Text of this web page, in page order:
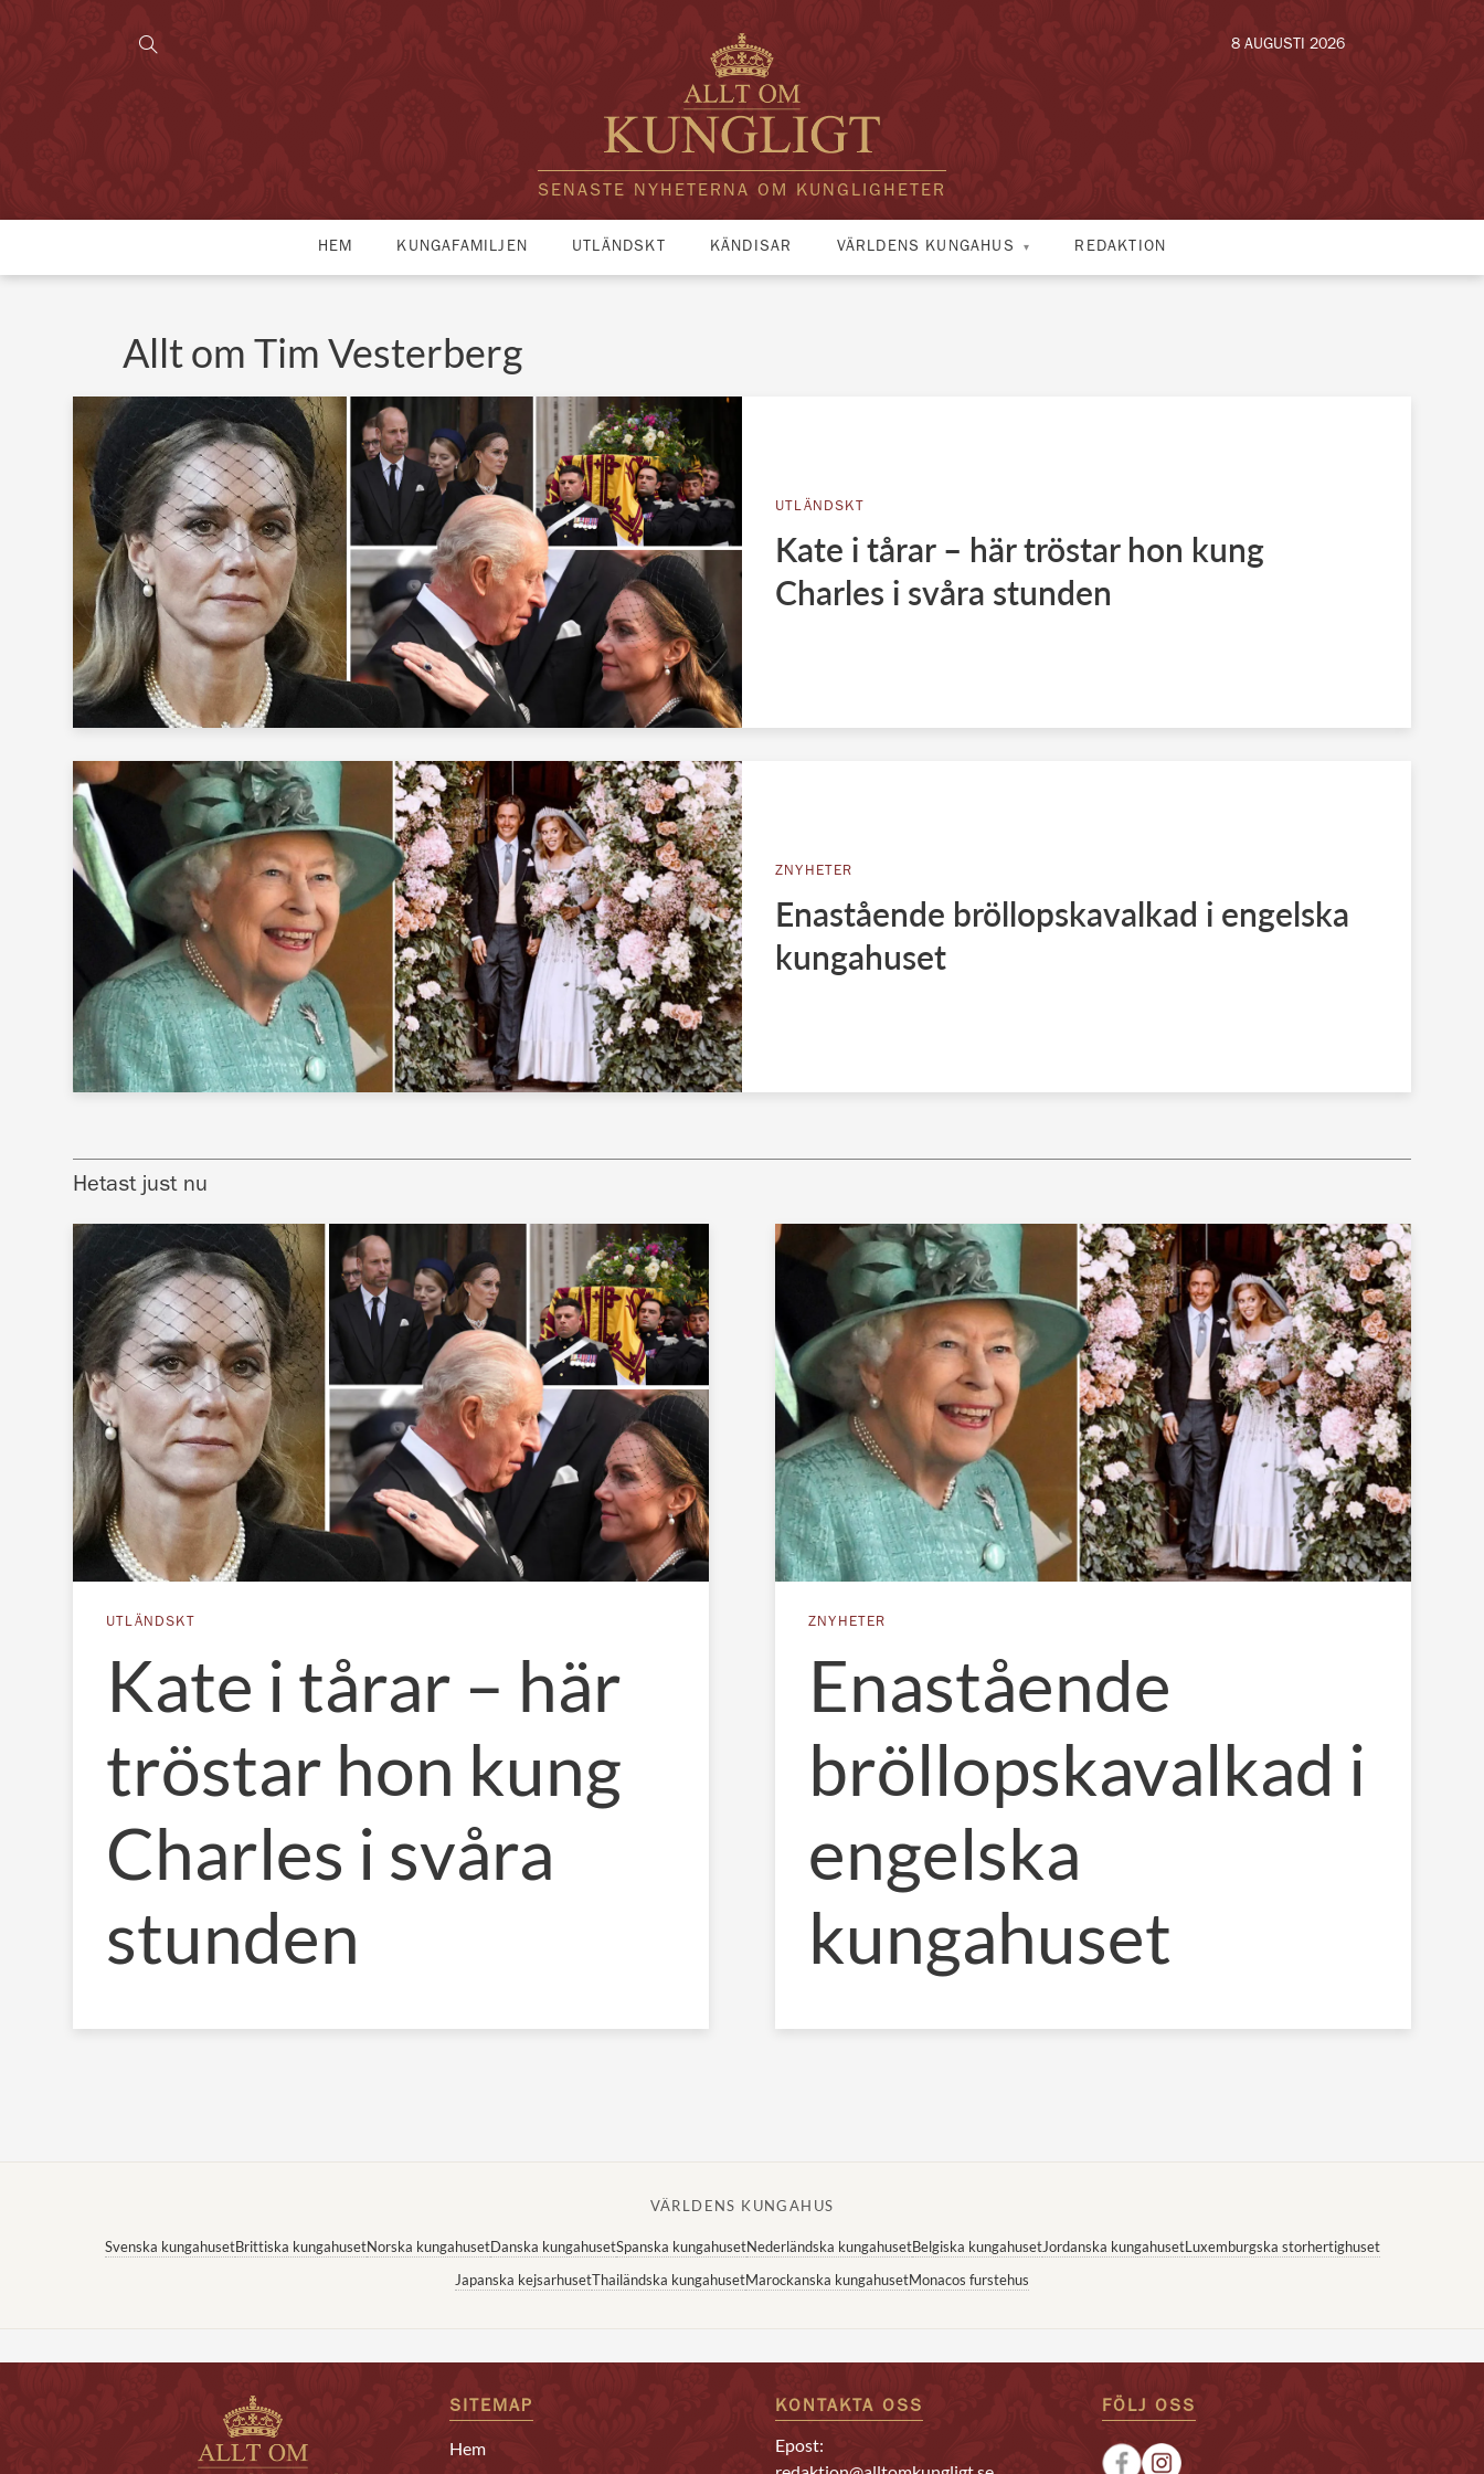
SENASTE NYHETERNA OM KUNGLIGHETER
8 AUGUSTI 2026
HEM KUNGAFAMILJEN UTLÄNDSKT KÄNDISAR VÄRLDENS KUNGAHUS REDAKTION
Allt om Tim Vesterberg
UTLÄNDSKT
Kate i tårar – här tröstar hon kung
Charles i svåra stunden
ZNYHETER
Enastående bröllopskavalkad i engelska
kungahuset
Hetast just nu
UTLÄNDSKT
Kate i tårar – här
tröstar hon kung
Charles i svåra
stunden
ZNYHETER
Enastående
bröllopskavalkad i
engelska
kungahuset
VÄRLDENS KUNGAHUS
Svenska kungahusetBrittiska kungahusetNorska kungahusetDanska kungahusetSpanska kungahusetNederländska kungahusetBelgiska kungahusetJordanska kungahusetLuxemburgska storhertighuset
Japanska kejsarhusetThailändska kungahusetMarockanska kungahusetMonacos furstehus
SITEMAP
Hem
KONTAKTA OSS
Epost:
FÖLJ OSS